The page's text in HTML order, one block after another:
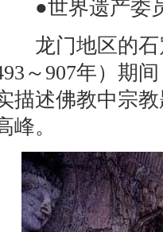
●世界遗产委
龙门地区的石
～907年）期
描述佛教中宗
峰。